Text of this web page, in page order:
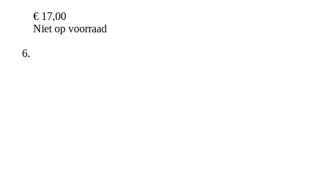
€ 17,00
Niet op voorraad